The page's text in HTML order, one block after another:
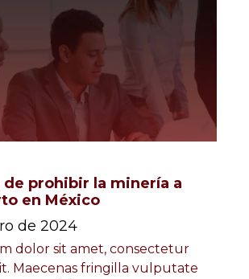
de prohibir la minería a
en México
de 2024
dolor sit amet, consectetur
Maecenas fringilla vulputate